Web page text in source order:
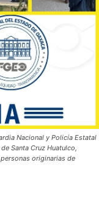
Nacional y Policía Estatal
Santa Cruz Huatulco,
originarias de